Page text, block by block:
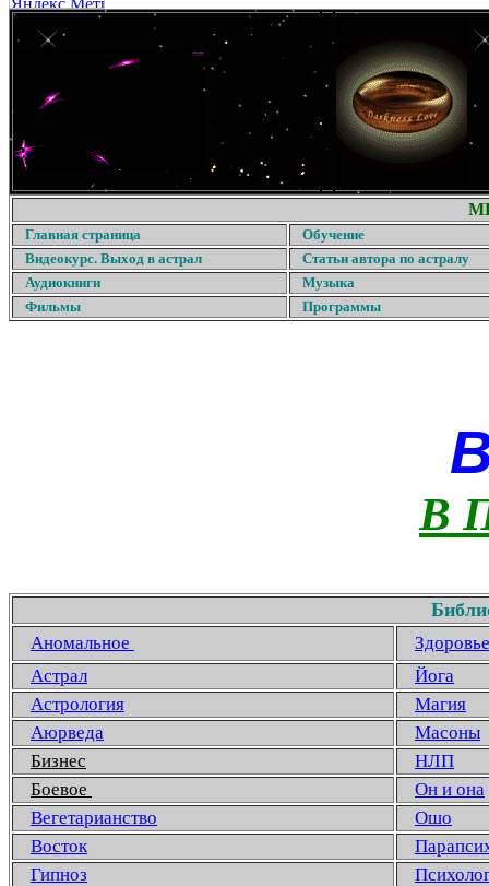
Главная страница
Обучение
Видеокурс. Выход в астрал
Статьи автора по астралу
Аудиокниги
Музыка
Фильмы
Программы
В
Аномальное
Здоровье
Астрал
Йога
Астрология
Магия
Аюрведа
Масоны
Бизнес
НЛП
Боевое
Он и она
Вегетарианство
Ошо
Восток
Гипноз